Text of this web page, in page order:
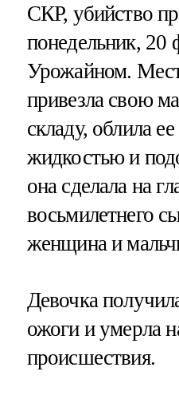
СКР, убийство
понедельник, 20
Урожайном.
привезла свою
складу, облила
жидкостью и
она сделала на
восьмилетнего
женщина и
Девочка
ожоги и умерла
происшествия.